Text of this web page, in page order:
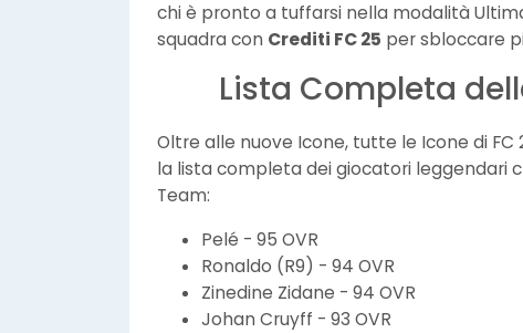
chi è pronto a tuffarsi nella modalità
squadra con Crediti FC 25 per sbloccare
Lista Completa
Oltre alle nuove Icone, tutte le Icone di
la lista completa dei giocatori leggendari
Team:
Pelé - 95 OVR
Ronaldo (R9) - 94 OVR
Zinedine Zidane - 94 OVR
Johan Cruyff - 93 OVR